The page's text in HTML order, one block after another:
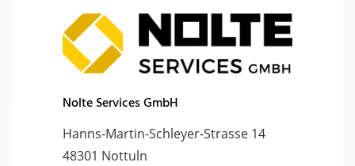
Nolte Services GmbH
Hanns-Martin-Schleyer-Strasse 14
48301 Nottuln